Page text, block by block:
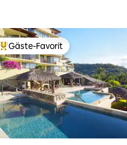
Beliebter Gäste-Favorit.
Gäste-Favorit